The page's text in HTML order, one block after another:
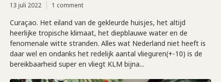
13 juli 2022 1 comment
Curaçao. Het eiland van de gekleurde huisjes, het altijd
heerlijke tropische klimaat, het diepblauwe water en de
fenomenale witte stranden. Alles wat Nederland niet heeft is
daar wel en ondanks het redelijk aantal vlieguren(+-10) is de
bereikbaarheid super en vliegt KLM bijna...